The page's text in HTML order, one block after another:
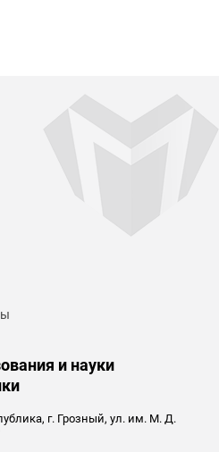
и науки
г. Грозный, ул. им. М. Д.